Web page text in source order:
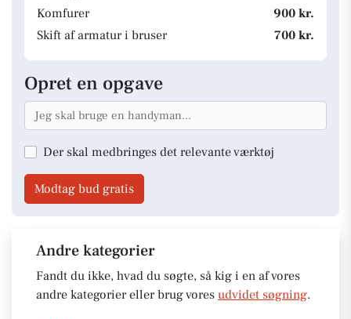
Komfurer
900 kr.
Skift af armatur i bruser
700 kr.
Opret en opgave
Der skal medbringes det relevante værktøj
Modtag bud gratis
Andre kategorier
Fandt du ikke, hvad du søgte, så kig i en af vores
andre kategorier eller brug vores udvidet søgning.